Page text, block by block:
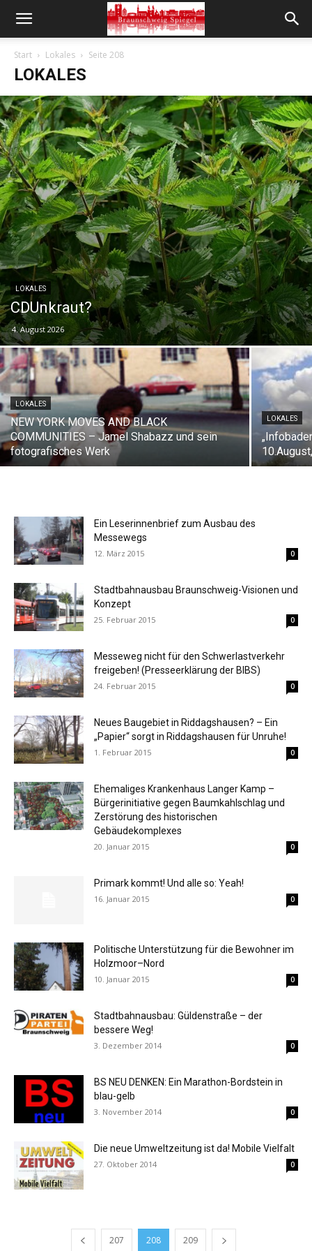
Start Lokales Seite 208
LOKALES
LOKALES
CDUnkraut?
4. August 2026
LOKALES
NEW YORK MOVES AND BLACK
COMMUNITIES – Jamel Shabazz und sein
fotografisches Werk
LOKALES
Ein Leserinnenbrief zum Ausbau des
Messewegs
12. März 2015 0
Stadtbahnausbau Braunschweig-Visionen und
Konzept
25. Februar 2015 0
Messeweg nicht für den Schwerlastverkehr
freigeben! (Presseerklärung der BIBS)
24. Februar 2015 0
Neues Baugebiet in Riddagshausen? – Ein
„Papier“ sorgt in Riddagshausen für Unruhe!
1. Februar 2015 0
Ehemaliges Krankenhaus Langer Kamp –
Bürgerinitiative gegen Baumkahlschlag und
Zerstörung des historischen
Gebäudekomplexes
20. Januar 2015 0
Primark kommt! Und alle so: Yeah!
16. Januar 2015 0
Politische Unterstützung für die Bewohner im
Holzmoor–Nord
10. Januar 2015 0
Stadtbahnausbau: Güldenstraße – der
bessere Weg!
3. Dezember 2014 0
BS NEU DENKEN: Ein Marathon-Bordstein in
blau-gelb
3. November 2014 0
Die neue Umweltzeitung ist da! Mobile Vielfalt
27. Oktober 2014 0
207 208 209